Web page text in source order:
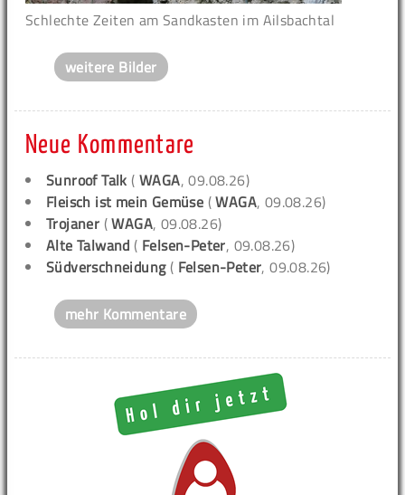
Schlechte Zeiten am Sandkasten im Ailsbachtal
weitere Bilder
Neue Kommentare
Sunroof Talk (WAGA, 09.08.26)
Fleisch ist mein Gemüse (WAGA, 09.08.26)
Trojaner (WAGA, 09.08.26)
Alte Talwand ( Felsen-Peter, 09.08.26)
Südverschneidung( Felsen-Peter, 09.08.26)
mehr Kommentare